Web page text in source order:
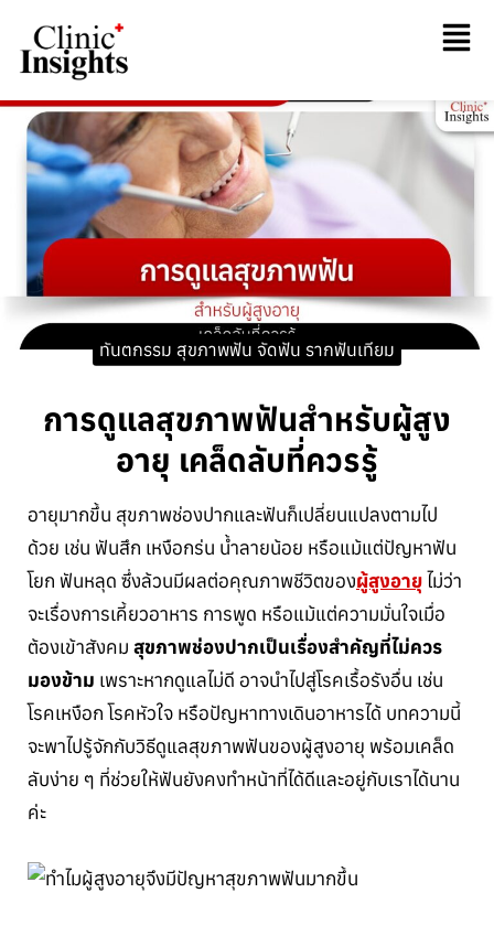
ทันตกรรม สุขภาพฟัน จัดฟัน รากฟันเทียม
การดูแลสุขภาพฟันสำหรับผู้สูง
อายุ เคล็ดลับที่ควรรู้​
อายุมากขึ้น สุขภาพช่องปากและฟันก็เปลี่ยนแปลงตามไป
ด้วย เช่น ฟันสึก เหงือกร่น น้ำลายน้อย หรือแม้แต่ปัญหาฟัน
โยก ฟันหลุด ซึ่งล้วนมีผลต่อคุณภาพชีวิตของผู้สูงอายุไม่ว่า
จะเรื่องการเคี้ยวอาหาร การพูด หรือแม้แต่ความมั่นใจเมื่อ
ต้องเข้าสังคม สุขภาพช่องปากเป็นเรื่องสำคัญที่ไม่ควร
มองข้าม เพราะหากดูแลไม่ดี อาจนำไปสู่โรคเรื้อรังอื่น เช่น
โรคเหงือก โรคหัวใจ หรือปัญหาทางเดินอาหารได้ บทความนี้
จะพาไปรู้จักกับวิธีดูแลสุขภาพฟันของผู้สูงอายุ พร้อมเคล็ด
ลับง่าย ๆ ที่ช่วยให้ฟันยังคงทำหน้าที่ได้ดีและอยู่กับเราได้นาน
ค่ะ